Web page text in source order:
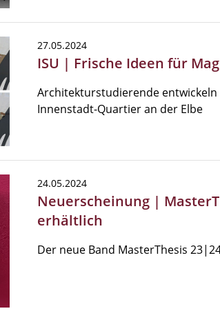
27.05.2024
ISU | Frische Ideen für
Architekturstudierende
Innenstadt-Quartier an der Elbe
24.05.2024
Neuerscheinung |
erhältlich
Der neue Band MasterThesis